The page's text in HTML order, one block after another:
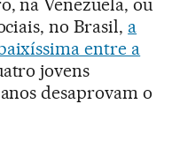
na Venezuela, ou
no Brasil, a
entre a
jovens
desaprovam o